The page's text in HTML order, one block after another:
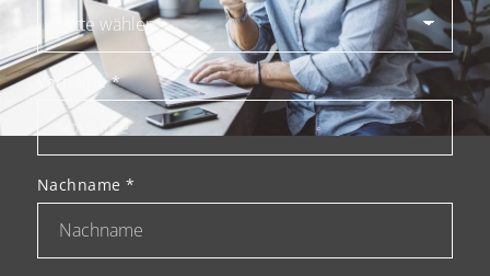
Vorname*
Nachname*